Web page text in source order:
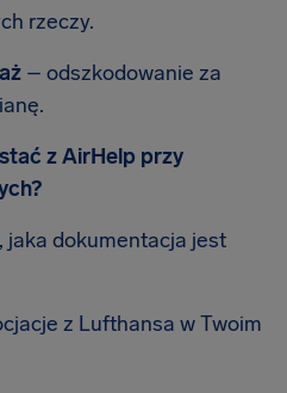
rzeczy.
– odszkodowanie za
z AirHelp przy
jaka dokumentacja jest
z Lufthansa w Twoim